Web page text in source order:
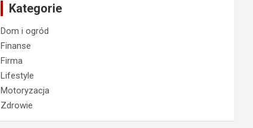
Kategorie
Dom i ogród
Finanse
Firma
Lifestyle
Motoryzacja
Zdrowie